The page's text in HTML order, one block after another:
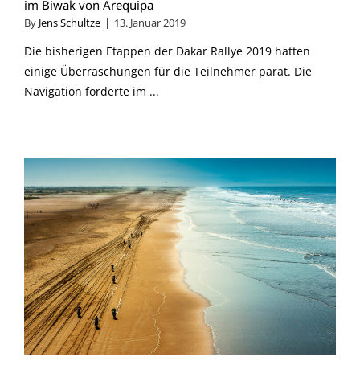
im Biwak von Arequipa
By Jens Schultze | 13. Januar 2019
Die bisherigen Etappen der Dakar Rallye 2019 hatten
einige Überraschungen für die Teilnehmer parat. Die
Navigation forderte im ...